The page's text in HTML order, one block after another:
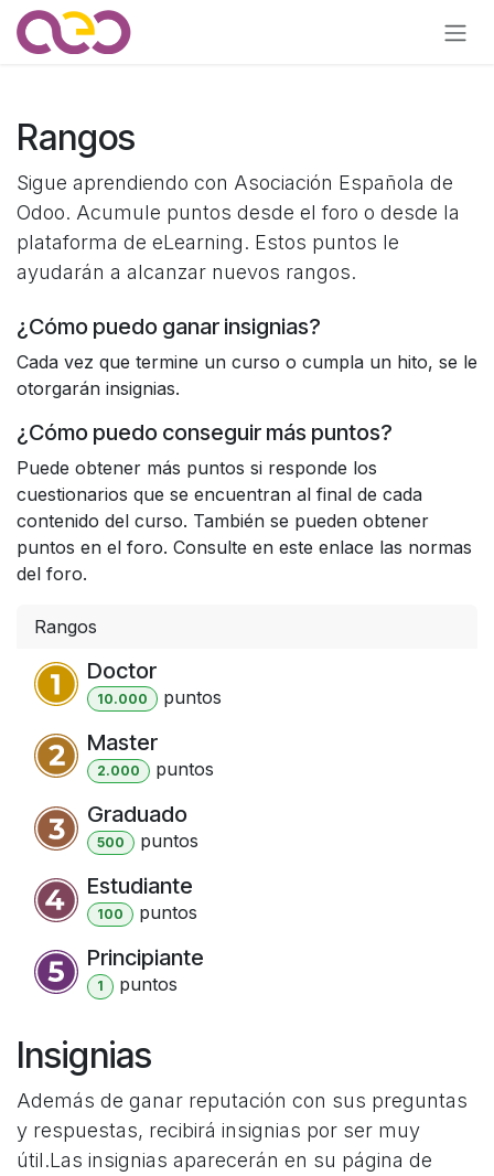
Ir al contenido
Rangos
Sigue aprendiendo con Asociación Española de
Odoo. Acumule puntos desde el foro o desde la
plataforma de eLearning. Estos puntos le
ayudarán a alcanzar nuevos rangos.
¿Cómo puedo ganar insignias?
Cada vez que termine un curso o cumpla un hito, se le
otorgarán insignias.
¿Cómo puedo conseguir más puntos?
Puede obtener más puntos si responde los
cuestionarios que se encuentran al final de cada
contenido del curso. También se pueden obtener
puntos en el foro. Consulte en este enlace las normas
del foro.
Rangos
Doctor
10.000 puntos
Master
2.000 puntos
Graduado
500 puntos
Estudiante
100 puntos
Principiante
1 puntos
Insignias
Además de ganar reputación con sus preguntas
y respuestas, recibirá insignias por ser muy
útil.Las insignias aparecerán en su página de